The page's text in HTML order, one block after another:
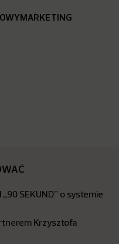
SEKUND” o systemie
Krzysztofa